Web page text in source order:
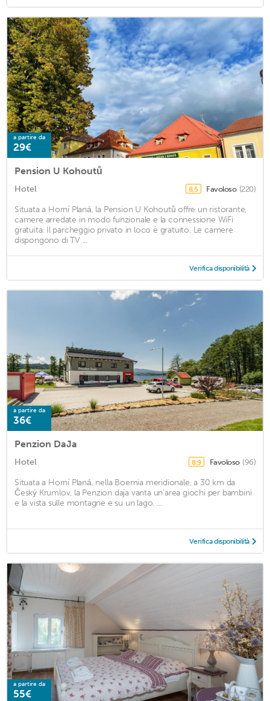
a partire da
29€
Pension U Kohoutů
Hotel 8,5 Favoloso (220)
Situata a Horní Planá, la Pension U Kohoutů offre un ristorante,
camere arredate in modo funzionale e la connessione WiFi
gratuita. Il parcheggio privato in loco è gratuito. Le camere
dispongono di TV ...
Verifica disponibilità
a partire da
36€
Penzion DaJa
Hotel 8,9 Favoloso (96)
Situata a Horní Planá, nella Boemia meridionale, a 30 km da
Český Krumlov, la Penzion daja vanta un'area giochi per bambini
e la vista sulle montagne e su un lago. ...
Verifica disponibilità
a partire da
55€